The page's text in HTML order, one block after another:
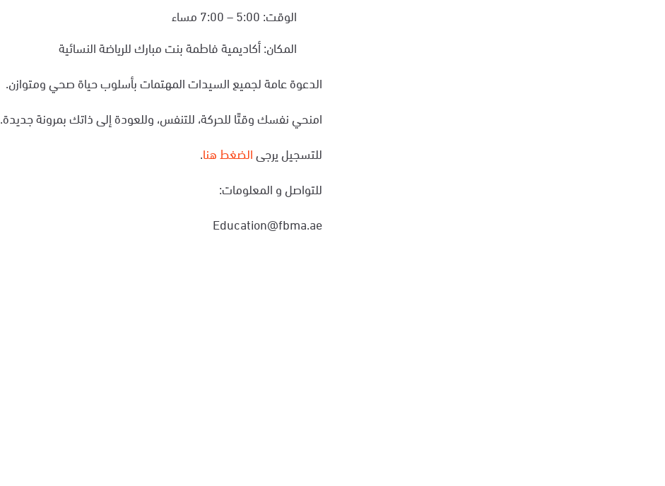
الوقت: 5:00 – 7:00 مساء
المكان: أكاديمية فاطمة بنت مبارك للرياضة النسائية
الدعوة عامة لجميع السيدات المهتمات بأسلوب حياة صحي ومتوازن.
امنحي نفسك وقتًا للحركة، للتنفس، وللعودة إلى ذاتك بمرونة جديدة.
للتسجيل يرجىالضغط هنا.
للتواصل و المعلومات:
Education@fbma.ae